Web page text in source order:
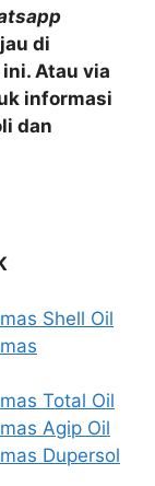
di
Atau via
informasi
dan
Shell Oil
Total Oil
Agip Oil
Dupersol